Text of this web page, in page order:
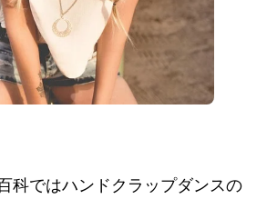
科ではハンドクラップダンスの